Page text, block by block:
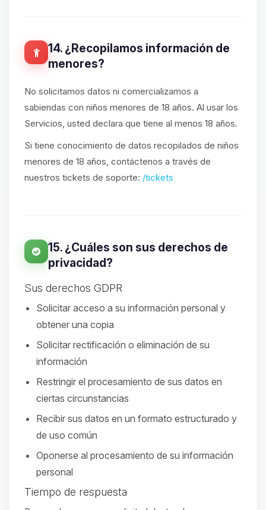
14. ¿Recopilamos información de
menores?
No solicitamos datos ni comercializamos a
sabiendas con niños menores de 18 años. Al usar los
Servicios, usted declara que tiene al menos 18 años.
Si tiene conocimiento de datos recopilados de niños
menores de 18 años, contáctenos a través de
nuestros tickets de soporte: /tickets
15. ¿Cuáles son sus derechos de
privacidad?
Sus derechos GDPR
Solicitar acceso a su información personal y
obtener una copia
Solicitar rectificación o eliminación de su
información
Restringir el procesamiento de sus datos en
ciertas circunstancias
Recibir sus datos en un formato estructurado y
de uso común
Oponerse al procesamiento de su información
personal
Tiempo de respuesta